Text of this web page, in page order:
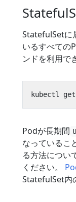
StatefulSetに
いるすべての
ンドを利用で
kubectl
Podが長期間
なっているこ
る方法につい
ください。
StatefulSet内